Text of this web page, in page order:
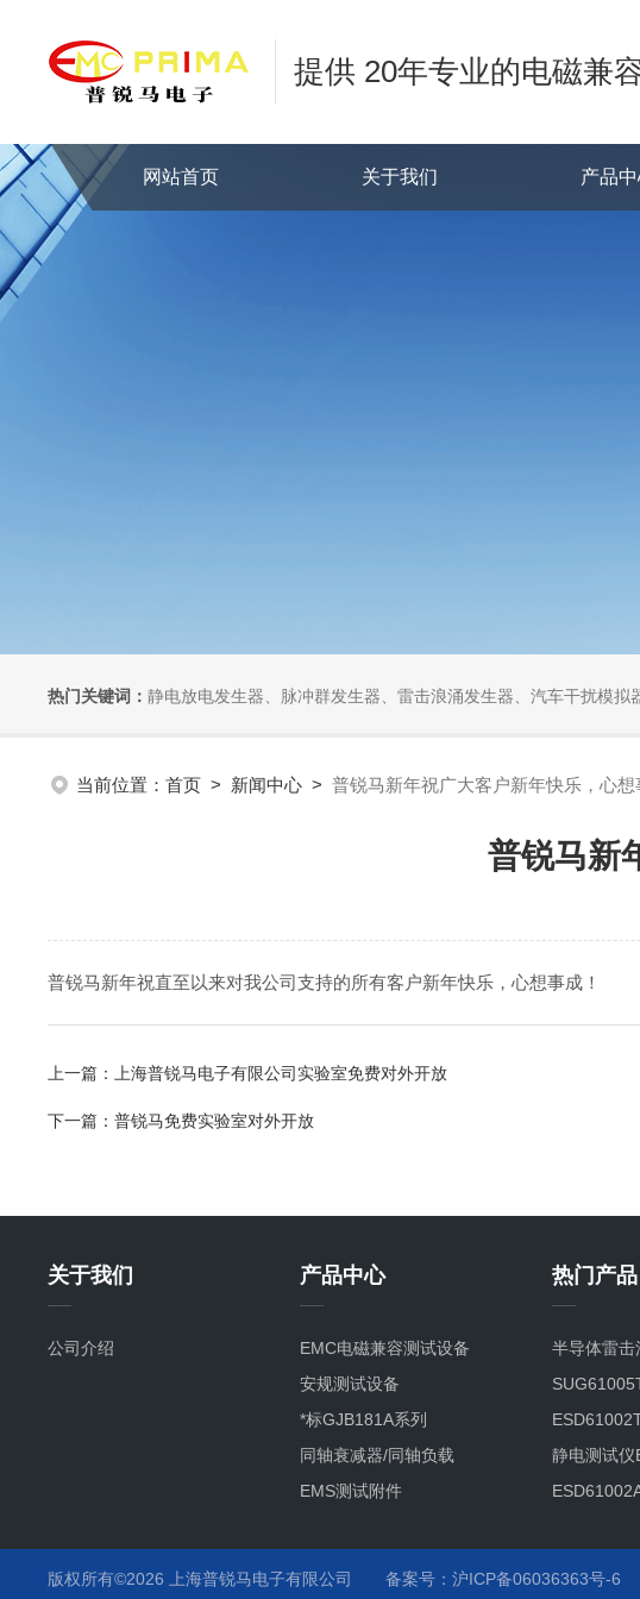
提供 20年专业的电磁兼
网站首页 关于我们 产品
热门关键词： 静电放电发生器、脉冲群发生器、雷击浪涌发生器、汽车干扰模拟器、组合式干扰发生器、
当前位置： 首页 > 新闻中心 > 普锐马新年祝广大客户新年快乐，心想
普锐马新
普锐马新年祝直至以来对我公司支持的所有客户新年快乐，心想事成！
上一篇： 上海普锐马电子有限公司实验室免费对外开放
下一篇： 普锐马免费实验室对外开放
关于我们
公司介绍
产品中心
EMC电磁兼容测试设备
安规测试设备
*标GJB181A系列
同轴衰减器/同轴负载
EMS测试附件
热门产品
静电测试仪
版权所有©2026 上海普锐马电子有限公司 备案号：沪ICP备06036363号-6